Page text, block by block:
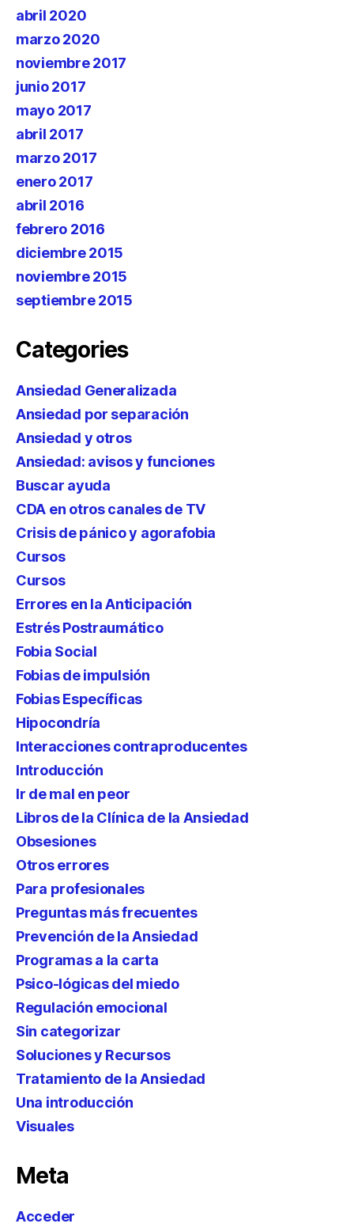
abril 2020
marzo 2020
noviembre 2017
junio 2017
mayo 2017
abril 2017
marzo 2017
enero 2017
abril 2016
febrero 2016
diciembre 2015
noviembre 2015
septiembre 2015
Categories
Ansiedad Generalizada
Ansiedad por separación
Ansiedad y otros
Ansiedad: avisos y funciones
Buscar ayuda
CDA en otros canales de TV
Crisis de pánico y agorafobia
Cursos
Cursos
Errores en la Anticipación
Estrés Postraumático
Fobia Social
Fobias de impulsión
Fobias Específicas
Hipocondría
Interacciones contraproducentes
Introducción
Ir de mal en peor
Libros de la Clínica de la Ansiedad
Obsesiones
Otros errores
Para profesionales
Preguntas más frecuentes
Prevención de la Ansiedad
Programas a la carta
Psico-lógicas del miedo
Regulación emocional
Sin categorizar
Soluciones y Recursos
Tratamiento de la Ansiedad
Una introducción
Visuales
Meta
Acceder